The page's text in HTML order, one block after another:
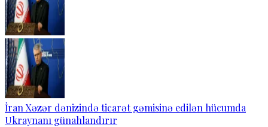
İran Xəzər dənizində ticarət gəmisinə edilən hücumda
Ukraynanı günahlandırır